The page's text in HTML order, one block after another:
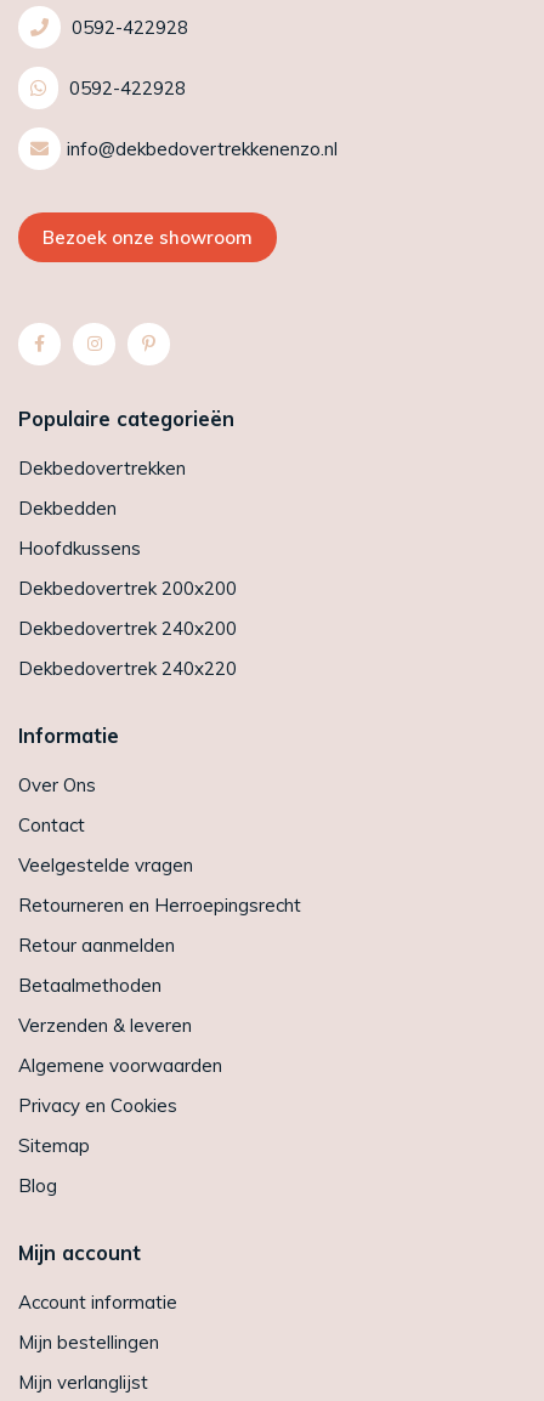
0592-422928
0592-422928
info@dekbedovertrekkenenzo.nl
Bezoek onze showroom
Populaire categorieën
Dekbedovertrekken
Dekbedden
Hoofdkussens
Dekbedovertrek 200x200
Dekbedovertrek 240x200
Dekbedovertrek 240x220
Informatie
Over Ons
Contact
Veelgestelde vragen
Retourneren en Herroepingsrecht
Retour aanmelden
Betaalmethoden
Verzenden & leveren
Algemene voorwaarden
Privacy en Cookies
Sitemap
Blog
Mijn account
Account informatie
Mijn bestellingen
Mijn verlanglijst